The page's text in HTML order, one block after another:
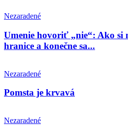
Nezaradené
Umenie hovoriť „nie“: Ako si
hranice a konečne sa...
Nezaradené
Pomsta je krvavá
Nezaradené